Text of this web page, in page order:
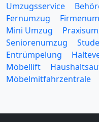
Umzugsservice
Fernumzug
Mini Umzug
Seniorenumzug
Entrümpelung
Möbellift
Möbelmitfahrzentrale